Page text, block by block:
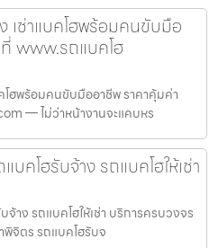
เช่าแบคโฮพร้อมคนขับมือ
www.รถแบคโฮ
โฮพร้อมคนขับมืออาชีพ ราคาคุ้มค่า
— ไม่ว่าหน้างานจะแคบหร
บคโฮรับจ้าง รถแบคโฮให้เช่า
จ้าง รถแบคโฮให้เช่า บริการครบวงจร
พิจิตร รถแบคโฮรับจ